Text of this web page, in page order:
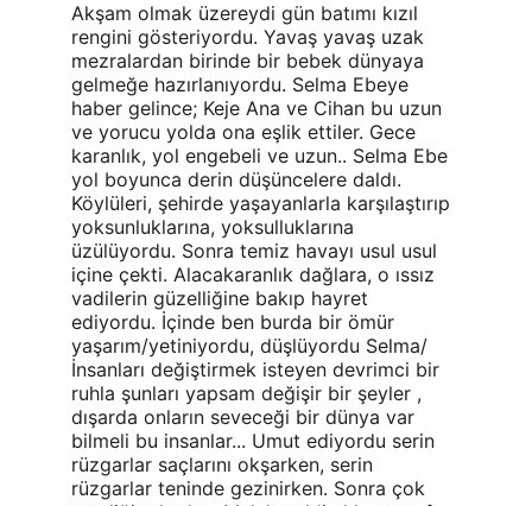
Akşam olmak üzereydi gün batımı kızıl
rengini gösteriyordu. Yavaş yavaş uzak
mezralardan birinde bir bebek dünyaya
gelmeğe hazırlanıyordu. Selma Ebeye
haber gelince; Keje Ana ve Cihan bu uzun
ve yorucu yolda ona eşlik ettiler. Gece
karanlık, yol engebeli ve uzun.. Selma Ebe
yol boyunca derin düşüncelere daldı.
Köylüleri, şehirde yaşayanlarla karşılaştırıp
yoksunluklarına, yoksulluklarına
üzülüyordu. Sonra temiz havayı usul usul
içine çekti. Alacakaranlık dağlara, o ıssız
vadilerin güzelliğine bakıp hayret
ediyordu. İçinde ben burda bir ömür
yaşarım/yetiniyordu, düşlüyordu Selma/
İnsanları değiştirmek isteyen devrimci bir
ruhla şunları yapsam değişir bir şeyler ,
dışarda onların seveceği bir dünya var
bilmeli bu insanlar... Umut ediyordu serin
rüzgarlar saçlarını okşarken, serin
rüzgarlar teninde gezinirken. Sonra çok